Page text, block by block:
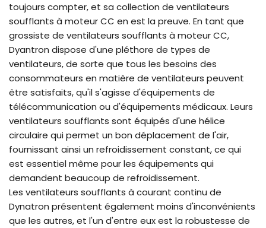
toujours compter, et sa collection de ventilateurs
soufflants à moteur CC en est la preuve. En tant que
grossiste de ventilateurs soufflants à moteur CC,
Dyantron dispose d'une pléthore de types de
ventilateurs, de sorte que tous les besoins des
consommateurs en matière de ventilateurs peuvent
être satisfaits, qu'il s'agisse d'équipements de
télécommunication ou d'équipements médicaux. Leurs
ventilateurs soufflants sont équipés d'une hélice
circulaire qui permet un bon déplacement de l'air,
fournissant ainsi un refroidissement constant, ce qui
est essentiel même pour les équipements qui
demandent beaucoup de refroidissement.
Les ventilateurs soufflants à courant continu de
Dynatron présentent également moins d'inconvénients
que les autres, et l'un d'entre eux est la robustesse de